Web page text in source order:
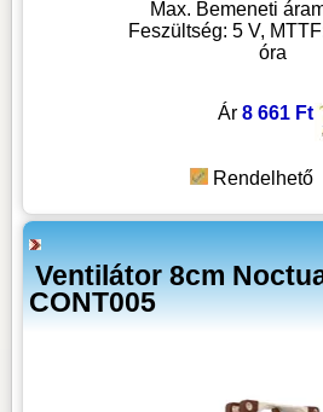
Max. Bemeneti
Feszültség: 5 V,
óra
Ár 8 661 Ft
Rendelhető
Ventilátor 8cm
CONT005